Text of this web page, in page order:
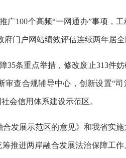
广100个高频“一网通办”事项，工
门户网站绩效评估连续两年居全
35条重点举措，修改废止313件
查合规辅导中心，创新设置“司
会信用体系建设示范区。
发展示范区的意见》和我省实施
推进两岸融合发展法治保障工作